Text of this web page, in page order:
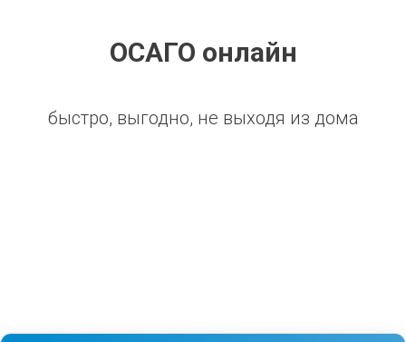
ОСАГО онлайн
быстро, выгодно, не выходя из дома